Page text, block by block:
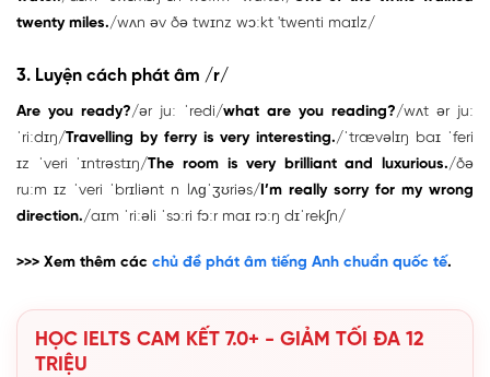
twenty miles./wʌn əv ðə twɪnz wɔːkt 'twenti maɪlz/
3. Luyện cách phát âm /r/
Are you ready?/ər juː ˈredi/what are you reading?/wʌt ər juː
ˈriːdɪŋ/Travelling by ferry is very interesting./ˈtrævəlɪŋ baɪ ˈferi
ɪz ˈveri ˈɪntrəstɪŋ/The room is very brilliant and luxurious./ðə
ruːm ɪz ˈveri ˈbrɪliənt n lʌɡˈʒʊriəs/ I’m really sorry for my wrong
direction./aɪm ˈriːəli ˈsɔːri fɔːr maɪ rɔːŋ dɪˈrekʃn/
>>> Xem thêm các chủ đề phát âm tiếng Anh chuẩn quốc tế.
HỌC IELTS CAM KẾT 7.0+ - GIẢM TỐI ĐA 12
TRIỆU